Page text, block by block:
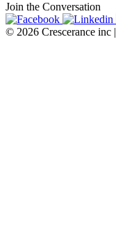
Join the Conversation
© 2026 Crescerance inc |